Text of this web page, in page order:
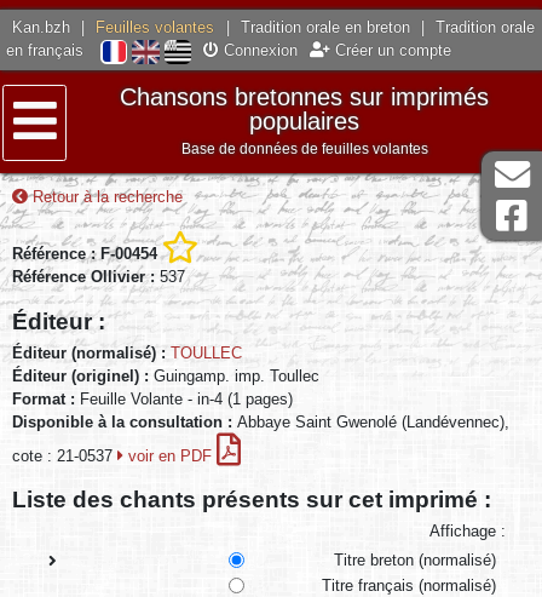
Kan.bzh Feuilles volantes Tradition orale en breton
Tradition orale
en français
Connexion Créer un compte
Menu
Chansons bretonnes sur imprimés
populaires
Base de données de feuilles volantes
Retour à la recherche
Référence : F-00454
Référence Ollivier : 537
Éditeur :
Éditeur (normalisé) : TOULLEC
Éditeur (originel) : Guingamp. imp. Toullec
Format : Feuille Volante - in-4 (1 pages)
Disponible à la consultation : Abbaye Saint Gwenolé (Landévennec),
cote : 21-0537
voir en PDF
Liste des chants présents sur cet imprimé :
Affichage :
Titre breton (normalisé)
Titre français (normalisé)